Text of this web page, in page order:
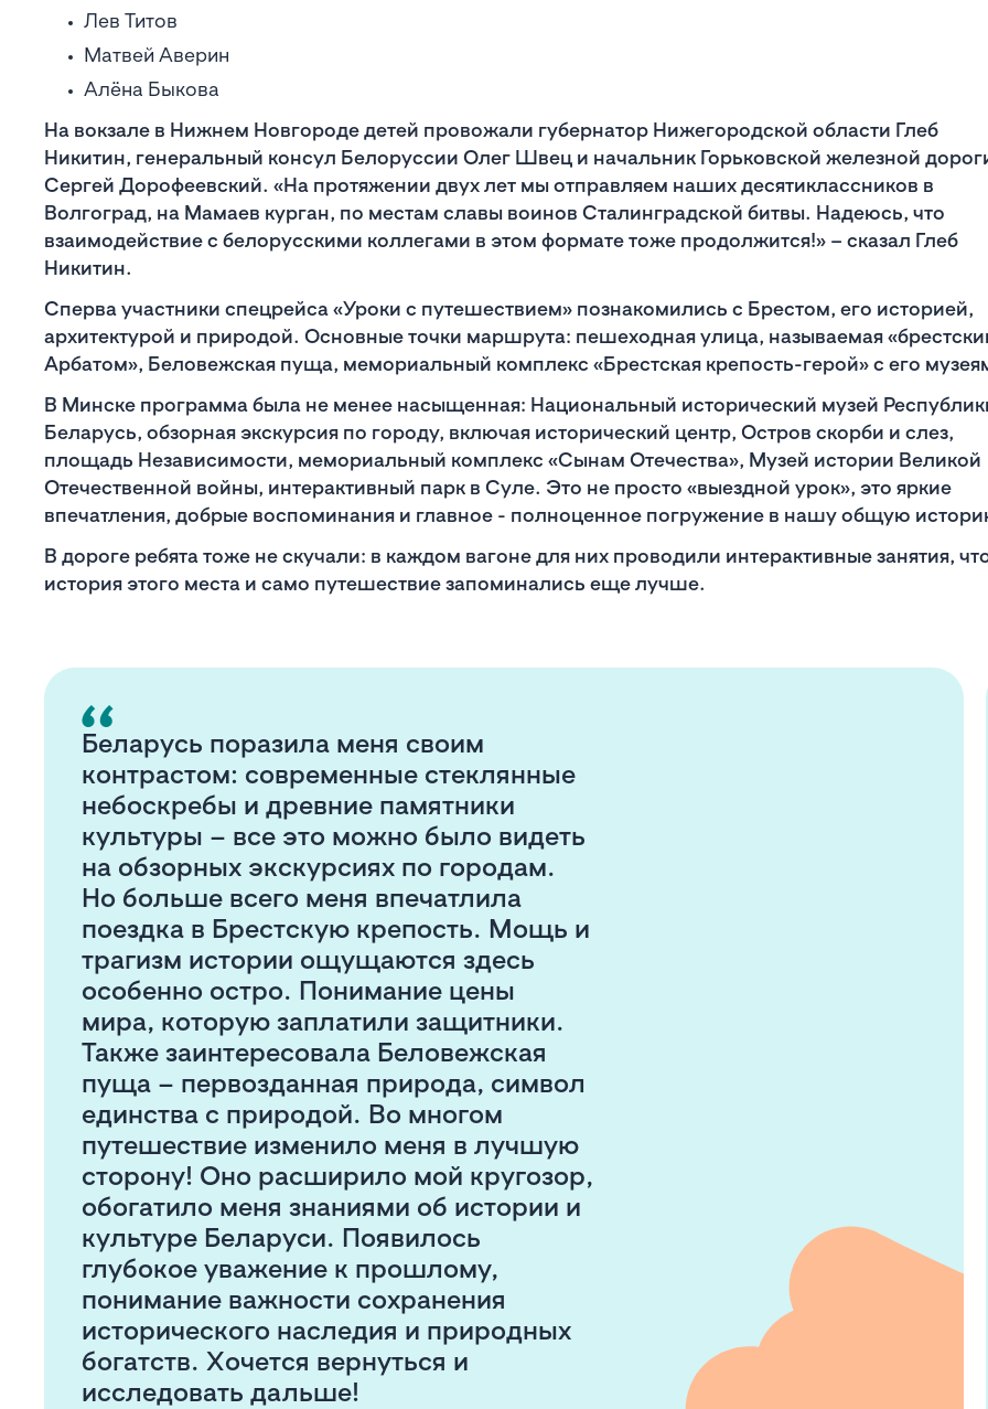
Лев Титов
Матвей Аверин
Алёна Быкова
На вокзале в Нижнем Новгороде детей провожали губернатор Нижегородской области Глеб
Никитин, генеральный консул Белоруссии Олег Швец и начальник Горьковской железной
Сергей Дорофеевский. «На протяжении двух лет мы отправляем наших десятиклассников в
Волгоград, на Мамаев курган, по местам славы воинов Сталинградской битвы. Надеюсь, что
взаимодействие с белорусскими коллегами в этом формате тоже продолжится!» – сказал Глеб
Никитин.
Сперва участники спецрейса «Уроки с путешествием» познакомились с Брестом, его историей,
архитектурой и природой. Основные точки маршрута: пешеходная улица, называемая
Арбатом», Беловежская пуща, мемориальный комплекс «Брестская крепость-герой» с его
В Минске программа была не менее насыщенная: Национальный исторический музей
Беларусь, обзорная экскурсия по городу, включая исторический центр, Остров скорби и слез,
площадь Независимости, мемориальный комплекс «Сынам Отечества», Музей истории Великой
Отечественной войны, интерактивный парк в Суле. Это не просто «выездной урок», это яркие
впечатления, добрые воспоминания и главное - полноценное погружение в нашу общую
В дороге ребята тоже не скучали: в каждом вагоне для них проводили интерактивные занятия,
история этого места и само путешествие запоминались еще лучше.
Беларусь поразила меня своим
контрастом: современные стеклянные
небоскребы и древние памятники
культуры – все это можно было видеть
на обзорных экскурсиях по городам.
Но больше всего меня впечатлила
поездка в Брестскую крепость. Мощь и
трагизм истории ощущаются здесь
особенно остро. Понимание цены
мира, которую заплатили защитники.
Также заинтересовала Беловежская
пуща – первозданная природа, символ
единства с природой. Во многом
путешествие изменило меня в лучшую
сторону! Оно расширило мой кругозор,
обогатило меня знаниями об истории и
культуре Беларуси. Появилось
глубокое уважение к прошлому,
понимание важности сохранения
исторического наследия и природных
богатств. Хочется вернуться и
исследовать дальше!